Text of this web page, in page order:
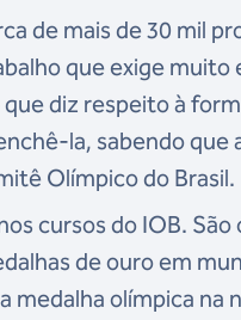
de mais de 30 mil
que exige muito
diz respeito à
la, sabendo que
Olímpico do Brasil.
cursos do IOB. São
de ouro em
medalha olímpica na